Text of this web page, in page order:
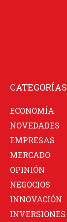
CATEGORÍAS
ECONOMÍA
NOVEDADES
EMPRESAS
MERCADO
OPINIÓN
NEGOCIOS
INNOVACIÓN
INVERSIONES